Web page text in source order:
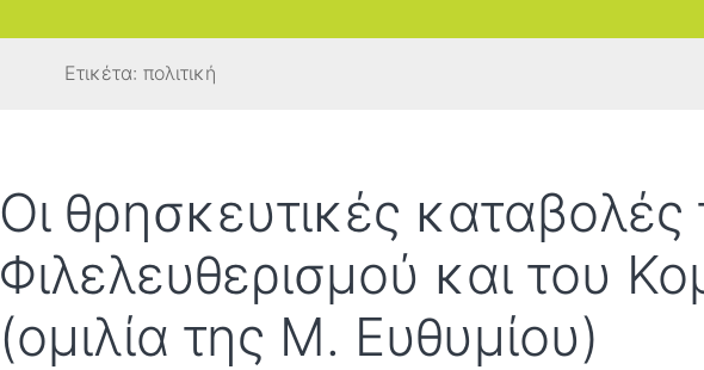
Ετικέτα: πολιτική
Οι θρησκευτικές καταβολές
Φιλελευθερισμού και του
(ομιλία της Μ. Ευθυμίου)